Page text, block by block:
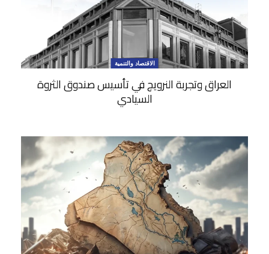
الاقتصاد والتنمية
العراق وتجربة النرويج في تأسيس صندوق الثروة
السيادي